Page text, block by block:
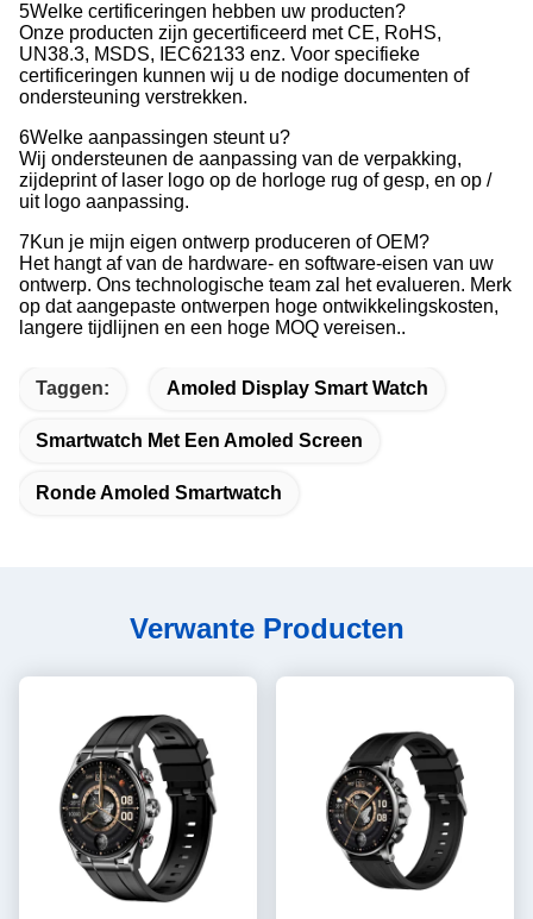
5Welke certificeringen hebben uw producten?
Onze producten zijn gecertificeerd met CE, RoHS,
UN38.3, MSDS, IEC62133 enz. Voor specifieke
certificeringen kunnen wij u de nodige documenten of
ondersteuning verstrekken.
6Welke aanpassingen steunt u?
Wij ondersteunen de aanpassing van de verpakking,
zijdeprint of laser logo op de horloge rug of gesp, en op /
uit logo aanpassing.
7Kun je mijn eigen ontwerp produceren of OEM?
Het hangt af van de hardware- en software-eisen van uw
ontwerp. Ons technologische team zal het evalueren. Merk
op dat aangepaste ontwerpen hoge ontwikkelingskosten,
langere tijdlijnen en een hoge MOQ vereisen..
Taggen: Amoled Display Smart Watch
Smartwatch Met Een Amoled Screen
Ronde Amoled Smartwatch
Verwante Producten